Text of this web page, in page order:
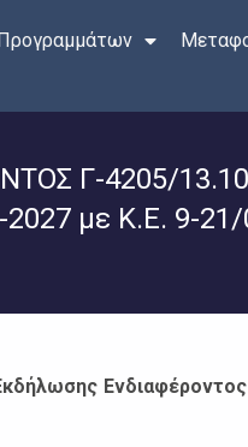
Γ-4205/
με Κ.Ε. 9-21/